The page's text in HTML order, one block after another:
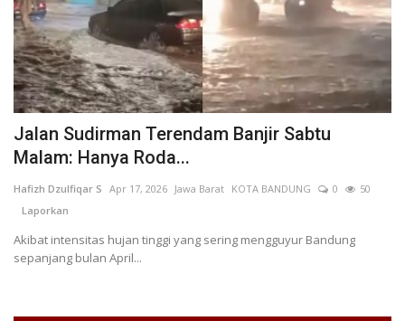
Jalan Sudirman Terendam Banjir Sabtu
Malam: Hanya Roda...
Hafizh Dzulfiqar S Apr 17, 2026 Jawa Barat KOTA BANDUNG 0
50
Laporkan
Akibat intensitas hujan tinggi yang sering mengguyur Bandung
sepanjang bulan April...